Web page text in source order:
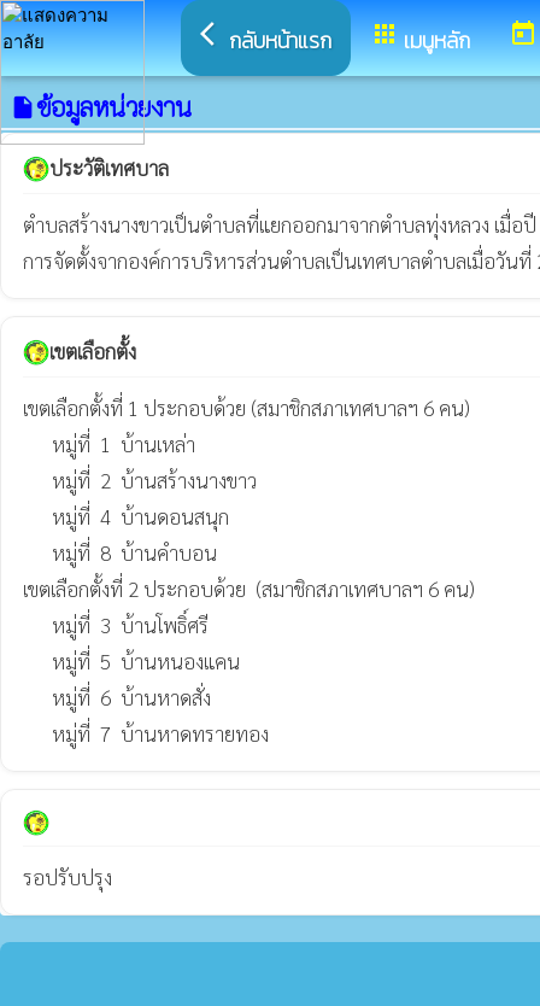
arrow_back_ios กลับหน้าแรก appsเมนูหลัก today
insert_drive_fileข้อมูลหน่วยงาน
ประวัติเทศบาล
ตำบลสร้างนางขาวเป็นตำบลที่แยกออกมาจากตำบลทุ่งหลวง เมื่อ
การจัดตั้งจากองค์การบริหารส่วนตำบลเป็นเทศบาลตำบลเมื่อวัน
เขตเลือกตั้ง
เขตเลือกตั้งที่ 1 ประกอบด้วย (สมาชิกสภาเทศบาลฯ 6 คน)
เขตเลือกตั้งที่ 2 ประกอบด้วย  (สมาชิกสภาเทศบาลฯ 6 คน)
      หมู่ที่  7  บ้านหาดทรายทอง
รอปรับปรุง